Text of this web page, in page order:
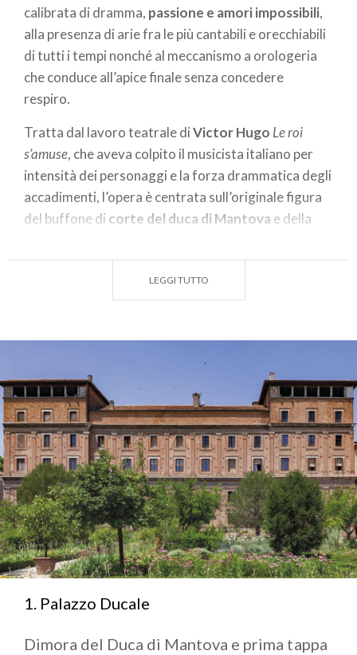
calibrata di dramma, passione e amori impossibili,
alla presenza di arie fra le più cantabili e orecchiabili
di tutti i tempi nonché al meccanismo a orologeria
che conduce all’apice finale senza concedere
respiro.
Tratta dal lavoro teatrale diVictor Hugo Le roi
s’amuse, che aveva colpito il musicista italiano per
intensità dei personaggi e la forza drammatica degli
accadimenti, l’opera è centrata sull’originale figura
del buffone di corte del duca di Mantova e della
del Duca di cui ignora la vera identità.
grazie a una fedele e realistica rappresentazione di
strade, vicoli, piazze e palazzi, il
ai suoi spettatori di riconoscersi subito in ambienti e
paesaggi consueti e di individuarne facilmente la
loro collocazione all’interno della città lombarda.
Partiamo dunque per un itinerario che, sebbene di
invenzione letteraria in quanto basato su un’opera
teatrale, ci offre l’occasione di scoprire certi luoghi
della città illuminati da una nuova luce, nonché di
conoscere, ripassare e farsi emozionare da vicende
ed atmosfere che hanno fatto la storia della musica
LEGGI TUTTO
1. Palazzo Ducale
Dimora del Duca di Mantova e prima tappa